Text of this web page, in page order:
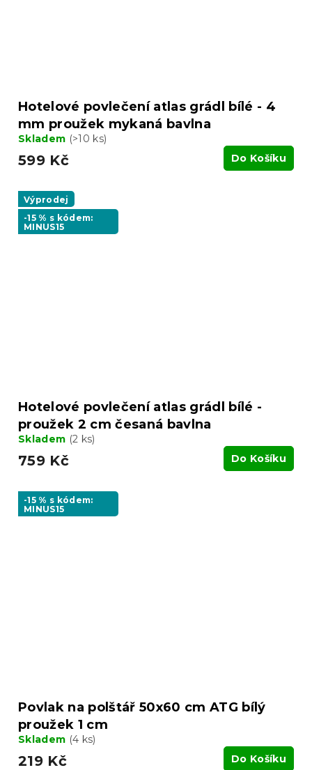
Hotelové povlečení atlas grádl bílé - 4
mm proužek mykaná bavlna
Skladem (>10 ks)
599 Kč Do Košíku
Výprodej
-15 % s kódem:
MINUS15
Hotelové povlečení atlas grádl bílé -
proužek 2 cm česaná bavlna
Skladem (2 ks)
759 Kč Do Košíku
-15 % s kódem:
MINUS15
Povlak na polštář 50x60 cm ATG bílý
proužek 1 cm
Skladem (4 ks)
219 Kč Do Košíku